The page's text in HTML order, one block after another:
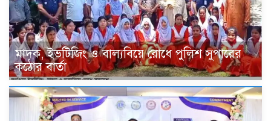
মাদক, ইভটিজিং ও বাল্যবিয়ে রোধে পুলিশ সুপারের
কঠোর বার্তা